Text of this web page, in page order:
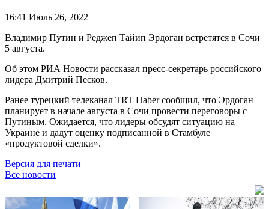
16:41 Июль 26, 2022
Владимир Путин и Реджеп Тайип Эрдоган встретятся в Сочи
5 августа.
Об этом РИА Новости рассказал пресс-секретарь российского
лидера Дмитрий Песков.
Ранее турецкий телеканал TRT Haber сообщил, что Эрдоган
планирует в начале августа в Сочи провести переговоры с
Путиным. Ожидается, что лидеры обсудят ситуацию на
Украине и дадут оценку подписанной в Стамбуле
«продуктовой сделки».
Версия для печати
Все новости